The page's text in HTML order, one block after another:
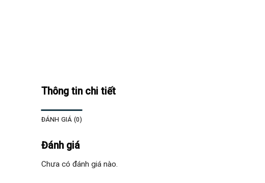
Thông tin chi tiết
ĐÁNH GIÁ (0)
Đánh giá
Chưa có đánh giá nào.